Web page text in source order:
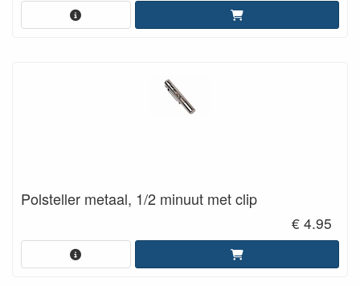
Polsteller metaal, 1/2 minuut met clip
€ 4.95